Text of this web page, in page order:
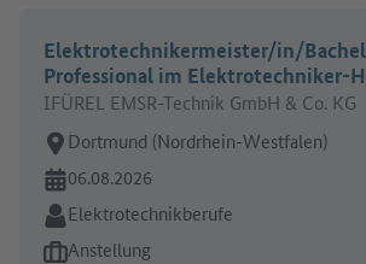
Elektrotechnikermeister/in/
Professional im Elektrotechniker-
IFÜREL EMSR-Technik GmbH & Co. KG
Arbeitsort:
Dortmund (Nordrhein-Westfalen)
Online seit:
06.08.2026
Branche:
Elektrotechnikberufe
Art des Jobangebots:
Anstellung